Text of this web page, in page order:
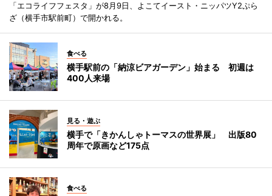
「エコライフフェスタ」が8月9日、よこてイースト・ニッパツY2ぷら
ざ（横手市駅前町）で開かれる。
食べる
横手駅前の「納涼ビアガーデン」始まる 初週は
400人来場
見る・遊ぶ
横手で「きかんしゃトーマスの世界展」 出版80
周年で原画など175点
食べる